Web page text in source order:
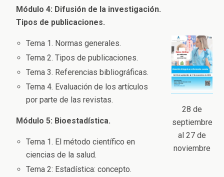
Módulo 4: Difusión de la investigación.
Tipos de publicaciones.
Tema 1. Normas generales.
Tema 2. Tipos de publicaciones.
Tema 3. Referencias bibliográficas.
Tema 4. Evaluación de los artículos
por parte de las revistas.
Módulo 5: Bioestadística.
Tema 1. El método científico en
ciencias de la salud.
Tema 2: Estadística: concepto.
28 de
septiembre
al 27 de
noviembre